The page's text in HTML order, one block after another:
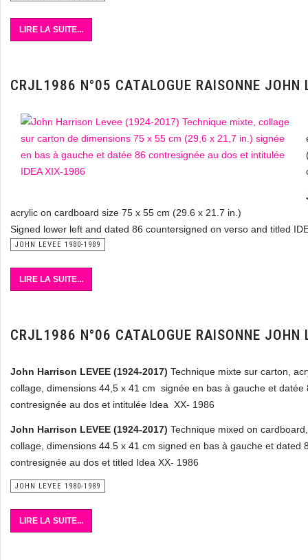
LIRE LA SUITE...
CRJL1986 N°05 CATALOGUE RAISONNE JOHN
acrylic on cardboard size 75 x 55 cm (29.6 x 21.7 in.)
Signed lower left and dated 86 countersigned on verso and titled
JOHN LEVEE 1980-1989
LIRE LA SUITE...
CRJL1986 N°06 CATALOGUE RAISONNE JOHN
John Harrison LEVEE (1924-2017) Technique mixte sur carton,
collage, dimensions 44,5 x 41 cm signée en bas à gauche et datée
contresignée au dos et intitulée Idea XX- 1986
John Harrison LEVEE (1924-2017) Technique mixed on
collage, dimensions 44.5 x 41 cm signed en bas à gauche et dated
contresignée au dos et titled Idea XX- 1986
JOHN LEVEE 1980-1989
LIRE LA SUITE...